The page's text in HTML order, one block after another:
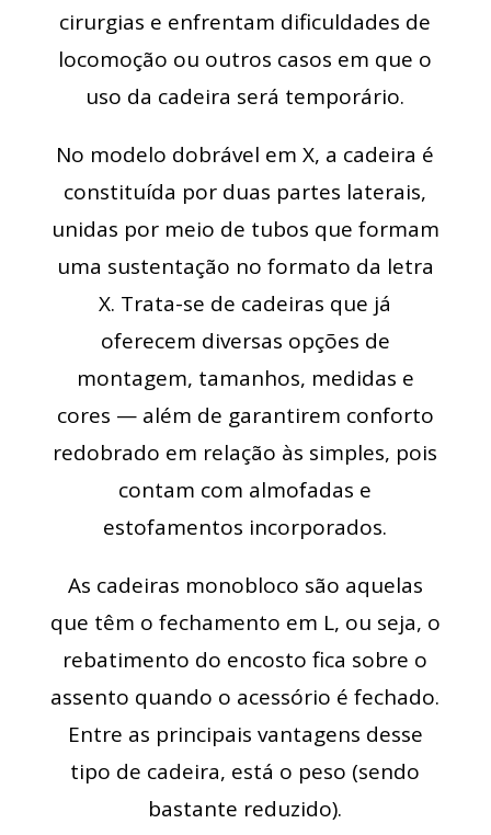
cirurgias e enfrentam dificuldades de
locomoção ou outros casos em que o
uso da cadeira será temporário.
No modelo dobrável em X, a cadeira é
constituída por duas partes laterais,
unidas por meio de tubos que formam
uma sustentação no formato da letra
X. Trata-se de cadeiras que já
oferecem diversas opções de
montagem, tamanhos, medidas e
cores — além de garantirem conforto
redobrado em relação às simples, pois
contam com almofadas e
estofamentos incorporados.
As cadeiras monobloco são aquelas
que têm o fechamento em L, ou seja, o
rebatimento do encosto fica sobre o
assento quando o acessório é fechado.
Entre as principais vantagens desse
tipo de cadeira, está o peso (sendo
bastante reduzido).